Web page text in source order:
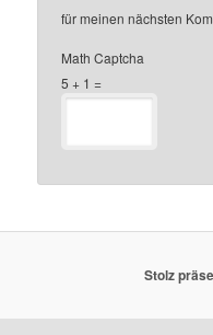
für meinen nächsten
Math Captcha
5 + 1 =
Stolz